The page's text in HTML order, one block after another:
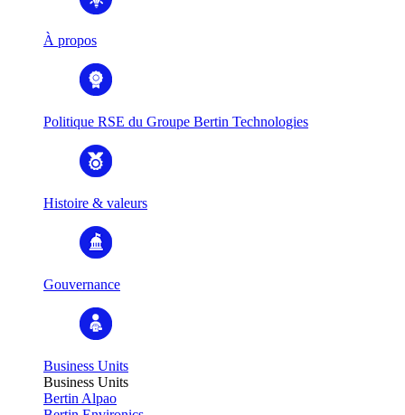
À propos
Politique RSE du Groupe Bertin Technologies
Histoire & valeurs
Gouvernance
Business Units
Business Units
Bertin Alpao